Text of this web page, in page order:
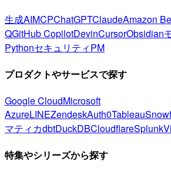
生成AIMCPChatGPTClaudeAmazon
QGitHub CopilotDevinCursorObsidian
PythonセキュリティPM
プロダクトやサービスで探す
Google CloudMicrosoft
AzureLINEZendeskAuth0Tableau
マティカdbtDuckDBCloudflareSplunk
特集やシリーズから探す